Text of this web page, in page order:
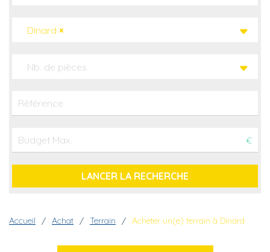
×
Dinard
Nb. de pièces
€
Fil d'Ariane
Accueil Achat Terrain Acheter un(e) terrain à Dinard